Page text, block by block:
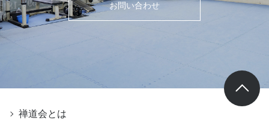
お問い合わせ
禅道会とは